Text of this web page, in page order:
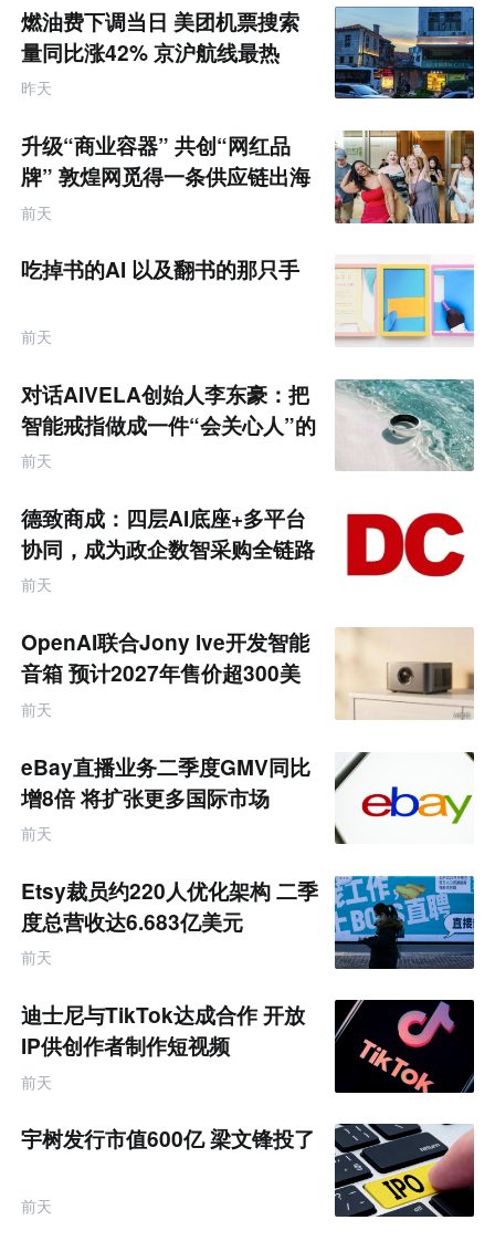
未
来
零
售
跨
境
商
产
业
互
联
网
题
燃油费下调当日 美团机票搜索
量同比涨42% 京沪航线最热
昨天
升级“商业容器” 共创“网红品
牌” 敦煌网觅得一条供应链出海
的新路径
前天
吃掉书的AI 以及翻书的那只手
前天
对话AIVELA创始人李东豪：把
智能戒指做成一件“会关心人”的
饰品
前天
德致商成：四层AI底座+多平台
协同，成为政企数智采购全链路
服务商
前天
OpenAI联合Jony Ive开发智能
音箱 预计2027年售价超300美
元
前天
eBay直播业务二季度GMV同比
增8倍 将扩张更多国际市场
前天
Etsy裁员约220人优化架构 二季
度总营收达6.683亿美元
前天
迪士尼与TikTok达成合作 开放
IP供创作者制作短视频
前天
宇树发行市值600亿 梁文锋投了
前天